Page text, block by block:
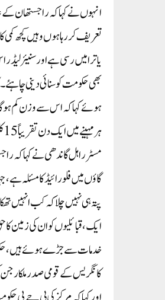
انہوں نے کہا کہ راجستھان
تعریف کررہا ہوں وہیں کچھ کمی
یاترا میں رسی ہے اورسنیئر
بھی حکومت کو سنائی دینی
ہوئے کہا کہ اس سے وزن کم
ہر مہینے میں ایک دن تقریباً 15 کلومیٹر پیدل چل کر عام لوگوں سے ملنا چاہئے۔
پتہ ہی نہیں چلا کہ کب انہیں
ایک، قبائلیوں کو ان کی زمین
خدمات سے جڑے ہوئے ہیں،
کانگریس کے قومی صدر